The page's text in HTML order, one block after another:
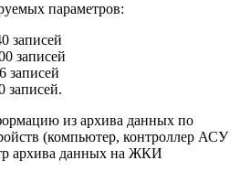
параметров:
записей
записей
записей
записей.
из архива данных по
(компьютер, контроллер АСУ
архива данных на ЖКИ